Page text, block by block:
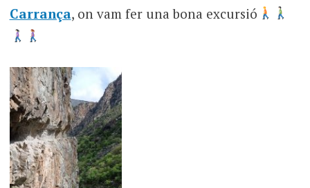
Carrança, on vam fer una bona excursió